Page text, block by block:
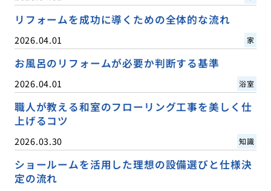
リフォームを成功に導くための全体的な流れ
2026.04.01 家
お風呂のリフォームが必要か判断する基準
2026.04.01 浴室
職人が教える和室のフローリング工事を美しく仕
上げるコツ
2026.03.30 知識
ショールームを活用した理想の設備選びと仕様決
定の流れ